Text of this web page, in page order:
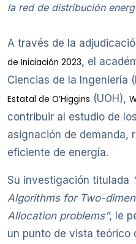
la red de distribución
A través de la
de Iniciación 2023, el
Ciencias de la Ingeniería
Estatal de O’Higgins (UOH),
contribuir al estudio de
asignación de demanda,
eficiente de energía.
Su investigación titulada
Algorithms for Two-
Allocation problems”, le
un punto de vista teórico